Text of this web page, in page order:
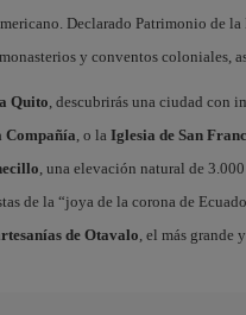
Declarado Patrimonio de
y conventos coloniales,
Quito, descubrirás una ciudad con
Compañía, o la Iglesia de San
, una elevación natural de
de la “joya de la corona de
de Otavalo, el más grande